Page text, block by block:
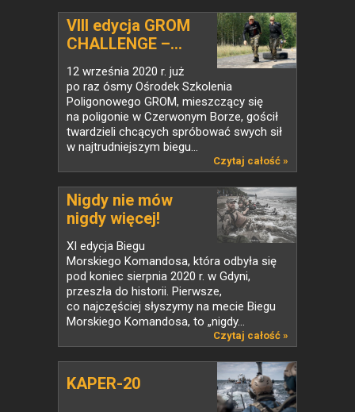
VIII edycja GROM
CHALLENGE –...
12 września 2020 r. już
po raz ósmy Ośrodek Szkolenia
Poligonowego GROM, mieszczący się
na poligonie w Czerwonym Borze, gościł
twardzieli chcących spróbować swych sił
w najtrudniejszym biegu...
Czytaj całość »
Nigdy nie mów
nigdy więcej!
XI edycja Biegu
Morskiego Komandosa, która odbyła się
pod koniec sierpnia 2020 r. w Gdyni,
przeszła do historii. Pierwsze,
co najczęściej słyszymy na mecie Biegu
Morskiego Komandosa, to „nigdy...
Czytaj całość »
KAPER-20